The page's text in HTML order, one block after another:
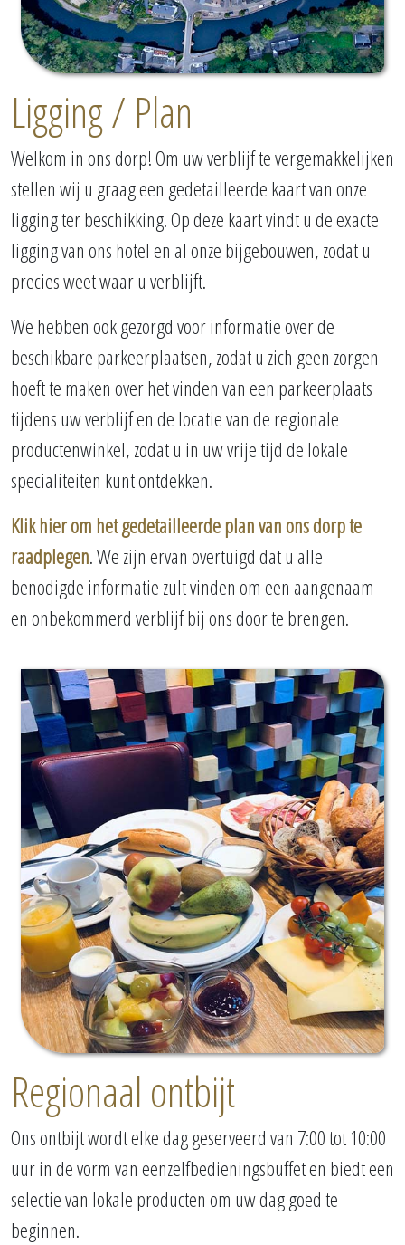
Ligging / Plan
Welkom in ons dorp! Om uw verblijf te vergemakkelijken
stellen wij u graag een gedetailleerde kaart van onze
ligging ter beschikking. Op deze kaart vindt u de exacte
ligging van ons hotel en al onze bijgebouwen, zodat u
precies weet waar u verblijft.
We hebben ook gezorgd voor informatie over de
beschikbare parkeerplaatsen, zodat u zich geen zorgen
hoeft te maken over het vinden van een parkeerplaats
tijdens uw verblijf en de locatie van de regionale
productenwinkel, zodat u in uw vrije tijd de lokale
specialiteiten kunt ontdekken.
Klik hier om het gedetailleerde plan van ons dorp te
raadplegen. We zijn ervan overtuigd dat u alle
benodigde informatie zult vinden om een aangenaam
en onbekommerd verblijf bij ons door te brengen.
Regionaal ontbijt
Ons ontbijt wordt elke dag geserveerd van 7:00 tot 10:00
uur in de vorm van eenzelfbedieningsbuffet en biedt een
selectie van lokale producten om uw dag goed te
beginnen.